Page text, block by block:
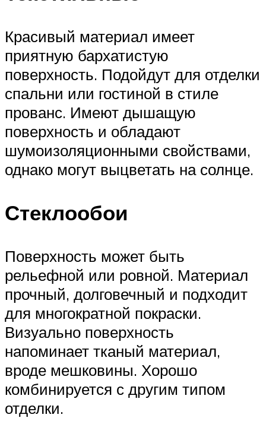
Красивый материал имеет
приятную бархатистую
поверхность. Подойдут для отделки
спальни или гостиной в стиле
прованс. Имеют дышащую
поверхность и обладают
шумоизоляционными свойствами,
однако могут выцветать на солнце.
Стеклообои
Поверхность может быть
рельефной или ровной. Материал
прочный, долговечный и подходит
для многократной покраски.
Визуально поверхность
напоминает тканый материал,
вроде мешковины. Хорошо
комбинируется с другим типом
отделки.